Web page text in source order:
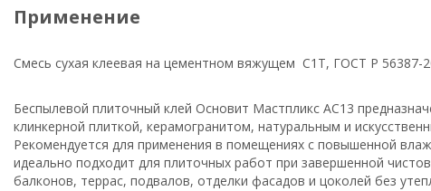
Применение
Смесь сухая клеевая на цементном вяжущем C1T, ГОСТ Р 56387-
Беспылевой плиточный клей Основит Мастпликс АC13
клинкерной плиткой, керамогранитом, натуральным и
Рекомендуется для применения в помещениях с повышенной
идеально подходит для плиточных работ при завершенной
балконов, террас, подвалов, отделки фасадов и цоколей без